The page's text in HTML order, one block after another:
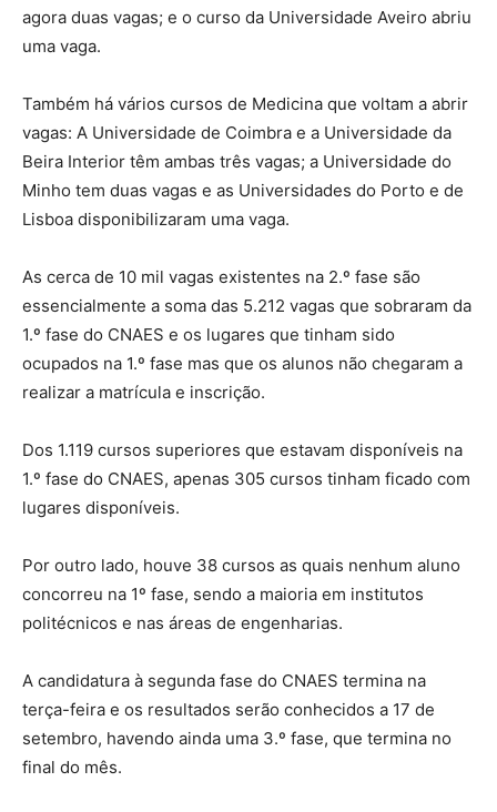
agora duas vagas; e o curso da Universidade Aveiro abriu
uma vaga.
Também há vários cursos de Medicina que voltam a abrir
vagas: A Universidade de Coimbra e a Universidade da
Beira Interior têm ambas três vagas; a Universidade do
Minho tem duas vagas e as Universidades do Porto e de
Lisboa disponibilizaram uma vaga.
As cerca de 10 mil vagas existentes na 2.º fase são
essencialmente a soma das 5.212 vagas que sobraram da
1.º fase do CNAES e os lugares que tinham sido
ocupados na 1.º fase mas que os alunos não chegaram a
realizar a matrícula e inscrição.
Dos 1.119 cursos superiores que estavam disponíveis na
1.º fase do CNAES, apenas 305 cursos tinham ficado com
lugares disponíveis.
Por outro lado, houve 38 cursos as quais nenhum aluno
concorreu na 1º fase, sendo a maioria em institutos
politécnicos e nas áreas de engenharias.
A candidatura à segunda fase do CNAES termina na
terça-feira e os resultados serão conhecidos a 17 de
setembro, havendo ainda uma 3.º fase, que termina no
final do mês.